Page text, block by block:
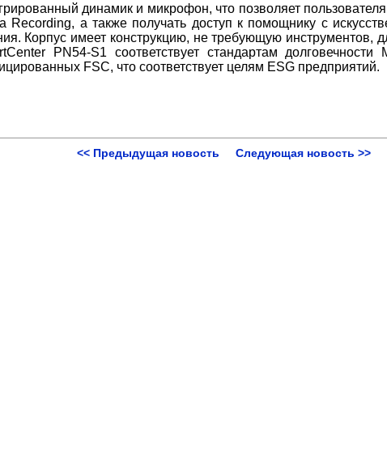
динамик и микрофон, что позволяет
Recording, а также получать доступ к помощнику с
Корпус имеет конструкцию, не требующую инструментов,
PN54-S1 соответствует стандартам долговечности
FSC, что соответствует целям ESG предприятий.
<< Предыдущая новость Следующая новость >>